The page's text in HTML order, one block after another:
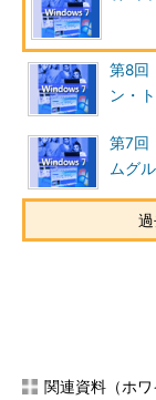
されたWindowsフ
ォール」となった
の機能概要は次の
ある。なお、以後
Windowsファイア
やセキュリティが
たWindowsファイ
ルと記述するので
ないように注意し
きたい。
概要
Windows
第8回
ン・
第7回
ムグ
関連資料（ホワ